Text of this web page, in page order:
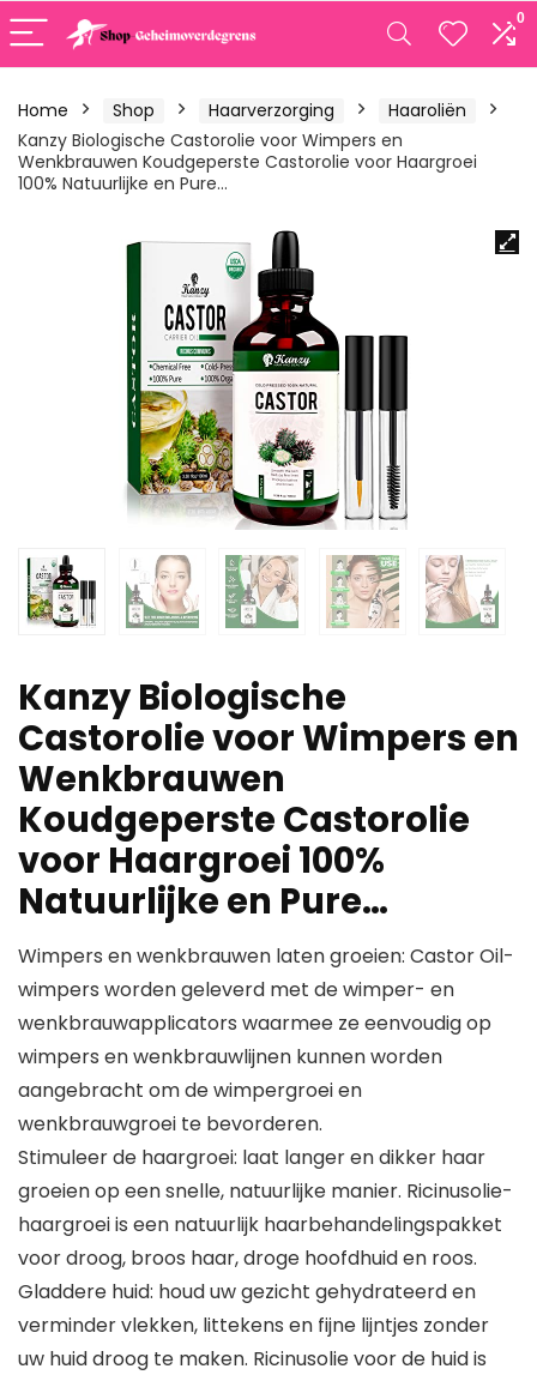
0
Home Shop Haarverzorging
Haaroliën
Kanzy Biologische Castorolie voor Wimpers en
Wenkbrauwen Koudgeperste Castorolie voor Haargroei
100% Natuurlijke en Pure…
Kanzy Biologische
Castorolie voor Wimpers en
Wenkbrauwen
Koudgeperste Castorolie
voor Haargroei 100%
Natuurlijke en Pure…
Wimpers en wenkbrauwen laten groeien: Castor Oil-
wimpers worden geleverd met de wimper- en
wenkbrauwapplicators waarmee ze eenvoudig op
wimpers en wenkbrauwlijnen kunnen worden
aangebracht om de wimpergroei en
wenkbrauwgroei te bevorderen.
Stimuleer de haargroei: laat langer en dikker haar
groeien op een snelle, natuurlijke manier. Ricinusolie-
haargroei is een natuurlijk haarbehandelingspakket
voor droog, broos haar, droge hoofdhuid en roos.
Gladdere huid: houd uw gezicht gehydrateerd en
verminder vlekken, littekens en fijne lijntjes zonder
uw huid droog te maken. Ricinusolie voor de huid is